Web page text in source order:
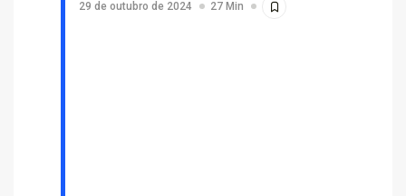
29 de outubro de 2024 27 Min